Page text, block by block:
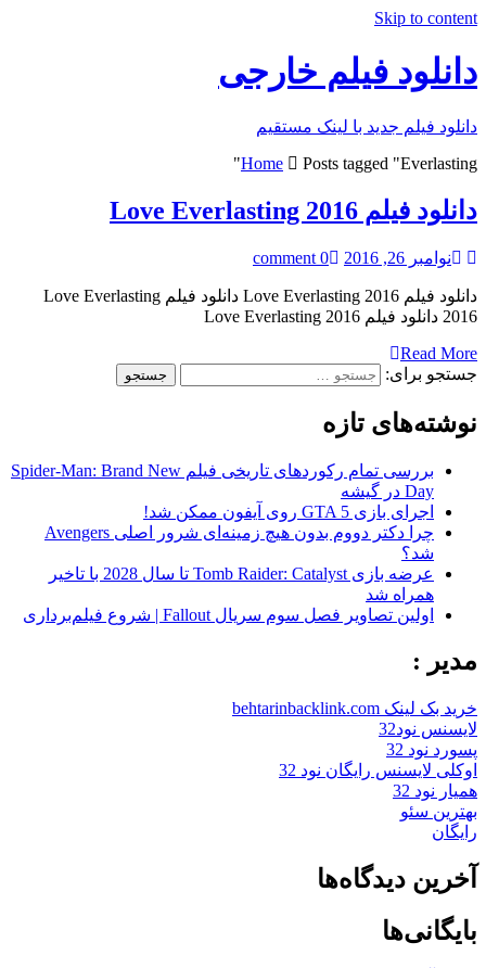
Skip to content
دانلود فیلم خارجی
دانلود فیلم جدید با لینک مستقیم
Home
Posts tagged "Everlasting"
دانلود فیلم Love Everlasting 2016
نوامبر 26, 2016 0 comment
دانلود فیلم Love Everlasting 2016 دانلود فیلم Love Everlasting
2016 دانلود فیلم Love Everlasting 2016
Read More
جستجو برای:
نوشته‌های تازه
بررسی تمام رکوردهای تاریخی فیلم Spider-Man: Brand New
Day در گیشه
اجرای بازی GTA 5 روی آیفون ممکن شد!
چرا دکتر دووم بدون هیچ زمینه‌ای شرور اصلی Avengers
شد؟
عرضه بازی Tomb Raider: Catalyst تا سال 2028 با تاخیر
همراه شد
اولین تصاویر فصل سوم سریال Fallout | شروع فیلم‌برداری
مدیر :
خرید بک لینک behtarinbacklink.com
لایسنس نود32
پسورد نود 32
اوکلی لایسنس رایگان نود 32
همیار نود 32
بهترین سئو
رایگان
آخرین دیدگاه‌ها
بایگانی‌ها